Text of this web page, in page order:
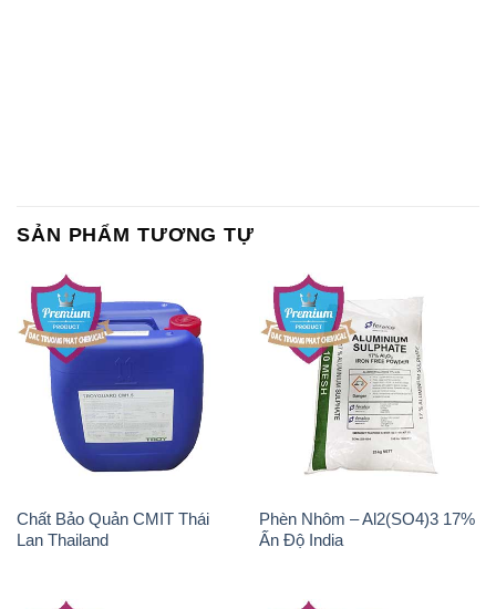
Chất Bảo Quản CMIT Thái
Lan Thailand
Phèn Nhôm – Al2(SO4)3 17%
Ấn Độ India